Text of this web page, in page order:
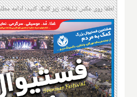
لطفا روی عکس تبلیغات زیر کلیک کنید؛ ادامه